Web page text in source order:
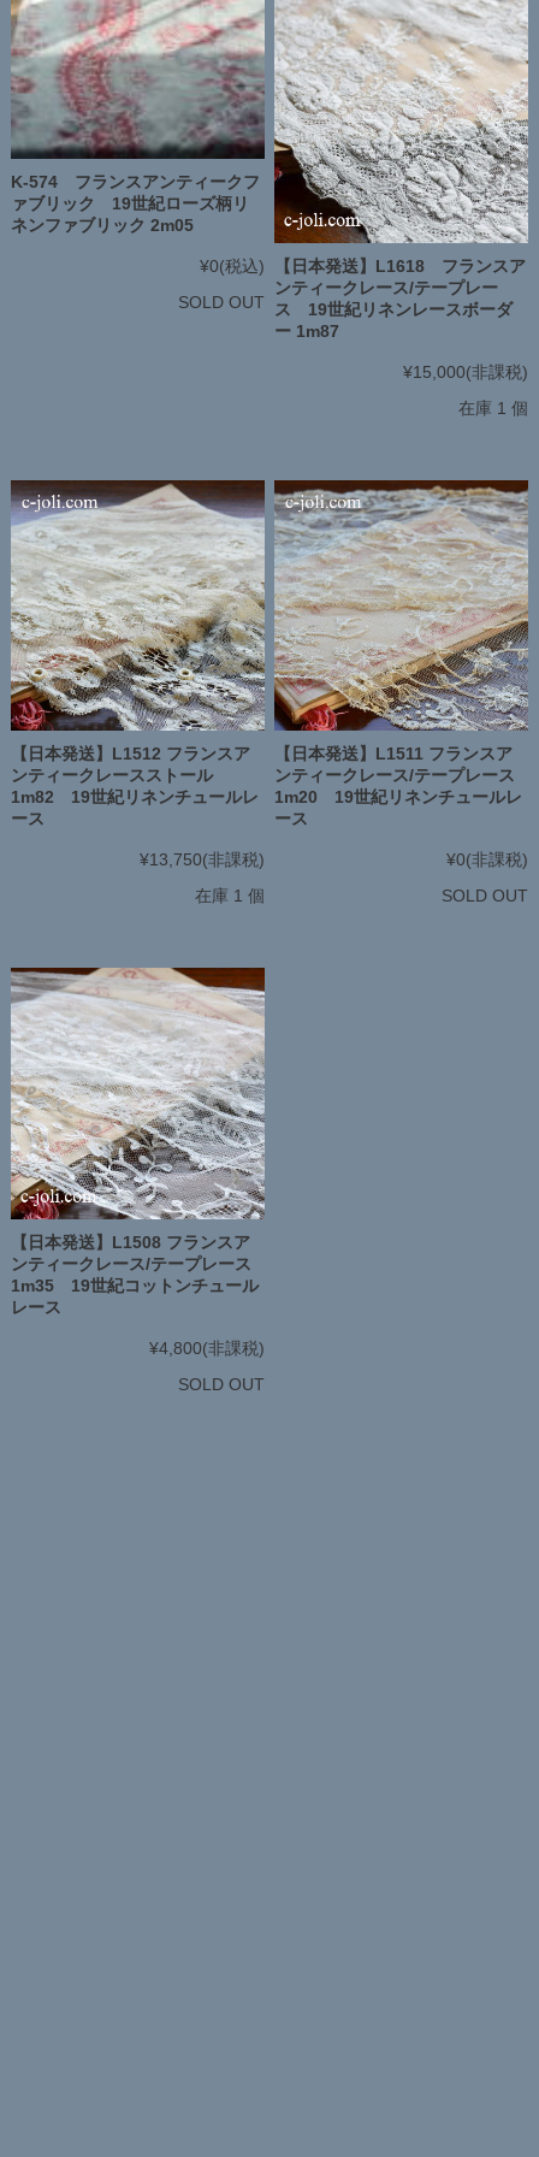
K-574 フランスアンティークフ
ァブリック 19世紀ローズ柄リ
ネンファブリック 2m05
¥0(税込)
SOLD OUT
【日本発送】L1618 フランスア
ンティークレース/テープレー
ス 19世紀リネンレースボーダ
ー 1m87
¥15,000(非課税)
在庫 1 個
【日本発送】L1512 フランスア
ンティークレースストール
1m82 19世紀リネンチュールレ
ース
¥13,750(非課税)
在庫 1 個
【日本発送】L1511 フランスア
ンティークレース/テープレース
1m20 19世紀リネンチュールレ
ース
¥0(非課税)
SOLD OUT
【日本発送】L1508 フランスア
ンティークレース/テープレース
1m35 19世紀コットンチュール
レース
¥4,800(非課税)
SOLD OUT